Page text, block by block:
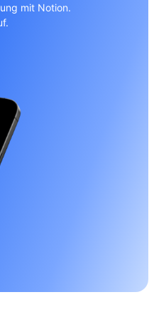
mit Notion.